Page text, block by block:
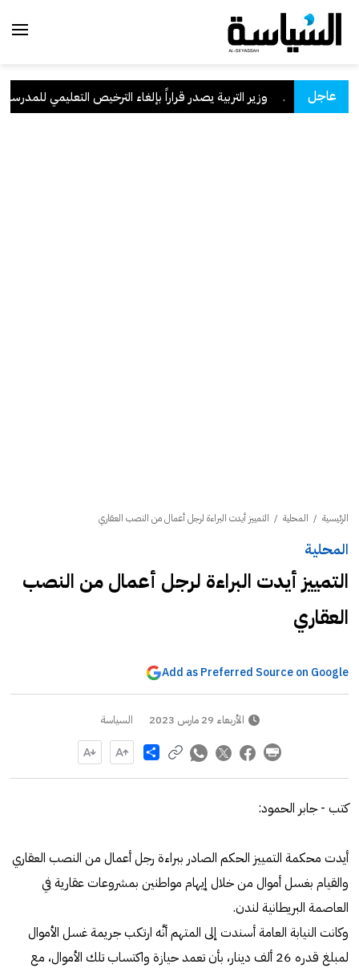
عاجل وزير التربية يصدر قراراً بإلغاء الترخيص التعليمي للمدرسة
الرئيسية / المحلية / التمييز أيدت البراءة لرجل أعمال من النصب العقاري
المحلية
التمييز أيدت البراءة لرجل أعمال من النصب
العقاري
Add as Preferred Source on Google
الأربعاء 29 مارس 2023 السياسة
Share
كتب - جابر الحمود:
أيدت محكمة التمييز الحكم الصادر ببراءة رجل أعمال من النصب العقاري
والقيام بغسل أموال من خلال إيهام مواطنين بمشروعات عقارية في
العاصمة البريطانية لندن.
وكانت النيابة العامة أسندت إلى المتهم أنَّه ارتكب جريمة غسل الأموال
لمبلغ قدره 26 ألف دينار، بأن تعمد حيازة واكتساب تلك الأموال، مع